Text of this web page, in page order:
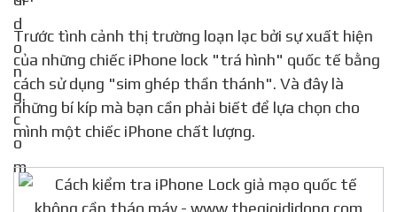
Trước tình cảnh thị trường loạn lạc bởi sự xuất hiện
của những chiếc iPhone lock "trá hình" quốc tế bằng
cách sử dụng "sim ghép thần thánh". Và đây là
những bí kíp mà bạn cần phải biết để lựa chọn cho
mình một chiếc iPhone chất lượng.